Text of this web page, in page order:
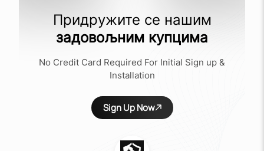
Придружите се нашим
задовољним купцима
No Credit Card Required For Initial Sign up &
Installation
Sign Up Now